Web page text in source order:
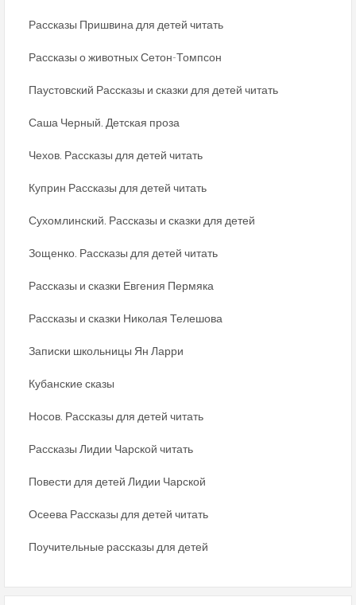
Рассказы Пришвина для детей читать
Рассказы о животных Сетон-Томпсон
Паустовский Рассказы и сказки для детей читать
Саша Черный. Детская проза
Чехов. Рассказы для детей читать
Куприн Рассказы для детей читать
Сухомлинский. Рассказы и сказки для детей
Зощенко. Рассказы для детей читать
Рассказы и сказки Евгения Пермяка
Рассказы и сказки Николая Телешова
Записки школьницы Ян Ларри
Кубанские сказы
Носов. Рассказы для детей читать
Рассказы Лидии Чарской читать
Повести для детей Лидии Чарской
Осеева Рассказы для детей читать
Поучительные рассказы для детей